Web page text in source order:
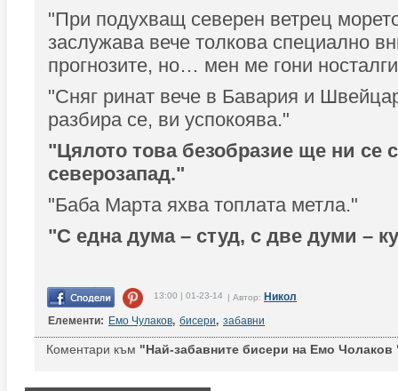
"При подухващ северен ветрец
заслужава вече толкова специално
прогнозите, но… мен ме гони
"Сняг ринат вече в Бавария и
разбира се, ви успокоява."
"Цялото това безобразие ще ни се
северозапад."
"Баба Марта яхва топлата метла."
"С една дума – студ, с две думи –
13:00 | 01-23-14 | Автор: Никол
Елементи: Емо Чулаков, бисери, забавни
Коментари към "Най-забавните бисери на Емо Чолаков